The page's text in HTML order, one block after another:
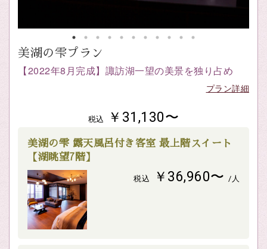
美湖の雫プラン
【2022年8月完成】諏訪湖一望の美景を独り占め
プラン詳細
税込 ￥31,130〜
美湖の雫 露天風呂付き客室 最上階スイート
【湖眺望7階】
税込 ￥36,960〜 /人